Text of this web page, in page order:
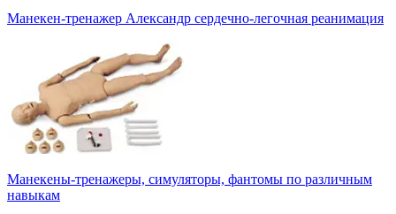
Манекен-тренажер Александр сердечно-легочная реанимация
Манекены-тренажеры, симуляторы, фантомы по различным
навыкам